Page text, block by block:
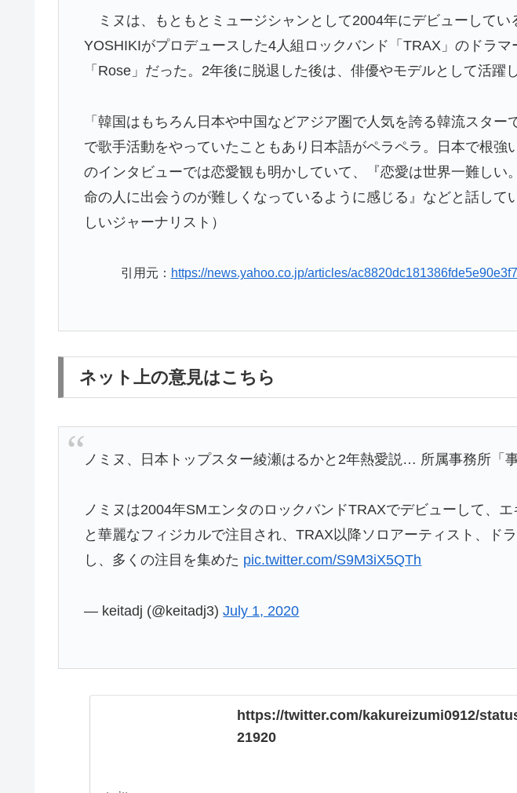
ミヌは、もともとミュージシャンとして2004年にデビューしてい
YOSHIKIがプロデュースした4人組ロックバンド「TRAX」のドラマ
「Rose」だった。2年後に脱退した後は、俳優やモデルとして活躍
「韓国はもちろん日本や中国などアジア圏で人気を誇る韓流スター
で歌手活動をやっていたこともあり日本語がペラペラ。日本で根強
のインタビューでは恋愛観も明かしていて、『恋愛は世界一難しい
命の人に出会うのが難しくなっているように感じる』などと話して
しいジャーナリスト）
引用元： https://news.yahoo.co.jp/articles/
ネット上の意見はこちら
ノミヌ、日本トップスター綾瀬はるかと2年熱愛説… 所属事務所「事
ノミヌは2004年SMエンタのロックバンドTRAXでデビューして、
と華麗なフィジカルで注目され、TRAX以降ソロアーティスト、ド
し、多くの注目を集めた pic.twitter.com/S9M3iX5QTh
— keitadj (@keitadj3)July 1, 2020
https://twitter.com/kakureizumi0912/
21920